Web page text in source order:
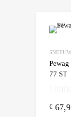
77 ST
€